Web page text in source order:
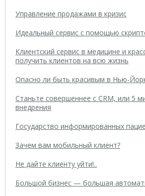
Управление продажами в кризис
Идеальный сервис с помощью
Клиентский сервис в медицине и
получить клиентов на всю жизнь
Опасно ли быть красивым в Нью-
Станьте совершеннее с CRM, или 5
внедрения
Государство информированных
Зачем вам мобильный клиент?
Не дайте клиенту уйти!..
Большой бизнес — большая